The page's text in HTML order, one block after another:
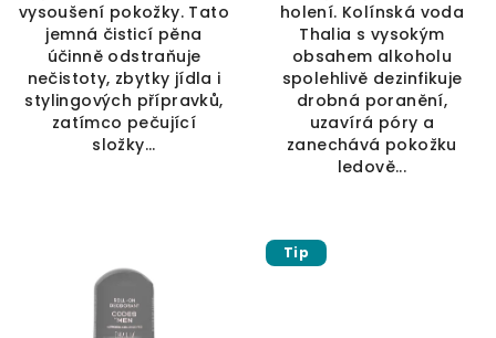
vysoušení pokožky. Tato
jemná čisticí pěna
účinně odstraňuje
nečistoty, zbytky jídla i
stylingových přípravků,
zatímco pečující
složky...
holení. Kolínská voda
Thalia s vysokým
obsahem alkoholu
spolehlivě dezinfikuje
drobná poranění,
uzavírá póry a
zanechává pokožku
ledově...
Tip